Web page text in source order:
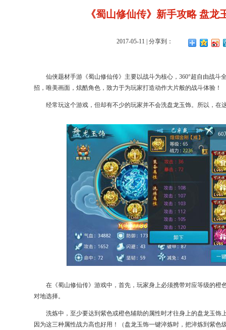
《蜀山修仙传》新手攻略 盘龙
2017-05-11 | 分享到：
仙侠题材手游《蜀山修仙传》主要以战斗为核心，360°超自由战斗
招，唯美画面，炫酷角色，致力于为玩家打造动作大片般的战斗体验！
经常玩这个游戏，但却有不少的玩家并不会洗盘龙玉饰。所以，在
在《蜀山修仙传》游戏中，首先，玩家身上必须携带对应等级的橙
对地选择。
洗炼中，至少要达到紫色或橙色辅助的属性时才往身上的盘龙玉饰
因为这三种属性战力高也好用！（盘龙玉饰一键淬炼时，把淬炼到紫色